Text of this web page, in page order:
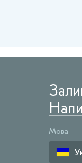
Мова